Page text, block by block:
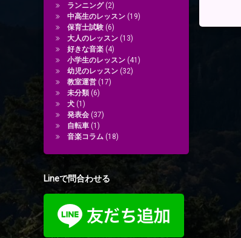
ランニング(2)
中高生のレッスン(19)
保育士試験(6)
大人のレッスン(13)
好きな音楽(4)
小学生のレッスン(41)
幼児のレッスン(32)
教室運営(17)
未分類(6)
犬(1)
発表会(37)
自転車(1)
音楽コラム(18)
Lineで問合わせる